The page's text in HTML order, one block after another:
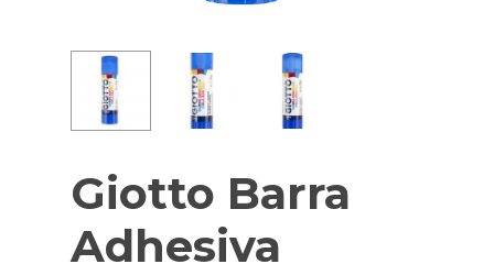
Giotto Barra
Adhesiva